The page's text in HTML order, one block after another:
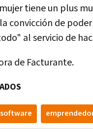
tiene un plus
convicción de
al servicio de
de Facturante.
software